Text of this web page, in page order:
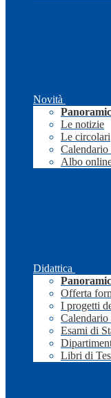
Novità
Le notizie
Le circolari
Calendario
Albo
Didattica
Offerta
I progetti
Calendario
Esami di
Libri di